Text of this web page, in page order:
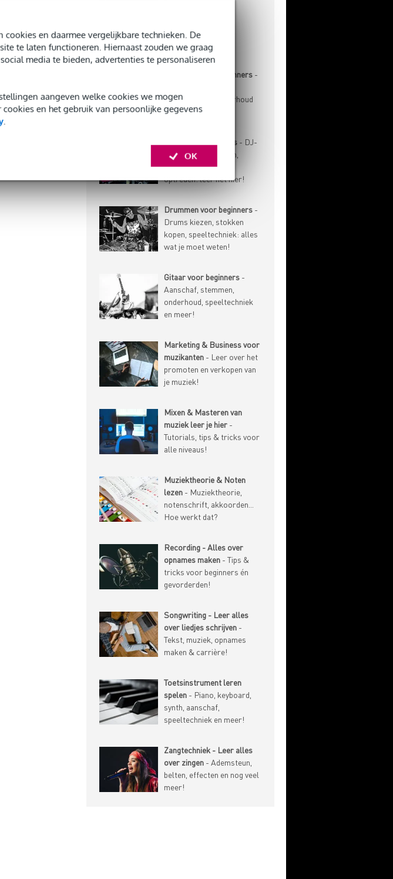
en daarmee vergelijkbare technieken. De
te laten functioneren. Hiernaast zouden we graag
media te bieden, advertenties te personaliseren
aangeven welke cookies we mogen
en het gebruik van persoonlijke gegevens
.
OK
even hard
cardioïde
voor het
Headsetals
uit de
TOP-ARTIKELEN
Basgitaar voor beginners -
speeltechniek, onderhoud
en meer!
DJ'en voor beginners - DJ-
techniek, gear kiezen,
muziek verzamelen,
optreden: leer het hier!
Drummen voor beginners -
Drums kiezen, stokken
kopen, speeltechniek: alles
wat je moet weten!
Gitaar voor beginners -
Aanschaf, stemmen,
onderhoud, speeltechniek
en meer!
Marketing & Business voor
muzikanten - Leer over het
promoten en verkopen van
je muziek!
Mixen & Masteren van
muziek leer je hier -
Tutorials, tips & tricks voor
alle niveaus!
Muziektheorie & Noten
lezen - Muziektheorie,
notenschrift, akkoorden...
Hoe werkt dat?
Recording - Alles over
opnames maken - Tips &
tricks voor beginners én
gevorderden!
Songwriting - Leer alles
over liedjes schrijven -
Tekst, muziek, opnames
maken & carrière!
Toetsinstrument leren
spelen - Piano, keyboard,
synth, aanschaf,
speeltechniek en meer!
Zangtechniek - Leer alles
over zingen - Ademsteun,
belten, effecten en nog veel
meer!